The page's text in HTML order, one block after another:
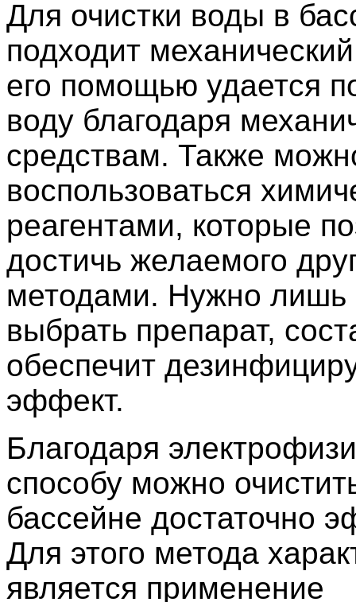
Для очистки воды в
подходит
его помощью удается
воду благодаря
средствам. Также
воспользоваться
реагентами, которые
достичь желаемого
методами. Нужно лишь
выбрать препарат,
обеспечит
эффект.
Благодаря
способу можно
бассейне достаточно
Для этого метода
является применение